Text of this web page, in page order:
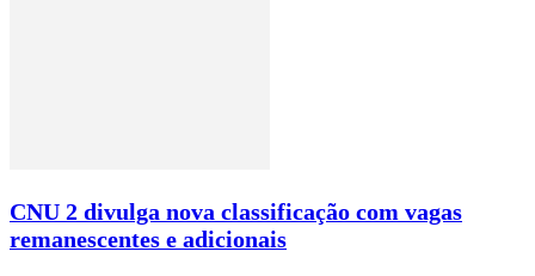
CNU 2 divulga nova classificação com vagas
remanescentes e adicionais